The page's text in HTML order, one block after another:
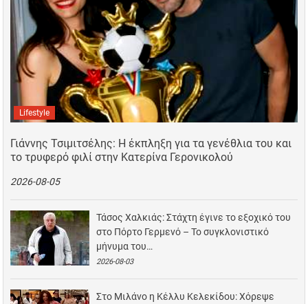
Lifestyle
Γιάννης Τσιμιτσέλης: Η έκπληξη για τα γενέθλια του και
το τρυφερό φιλί στην Κατερίνα Γερονικολού
2026-08-05
Τάσος Χαλκιάς: Στάχτη έγινε το εξοχικό του
στο Πόρτο Γερμενό – Το συγκλονιστικό
μήνυμα του…
2026-08-03
Στο Μιλάνο η Κέλλυ Κελεκίδου: Χόρεψε